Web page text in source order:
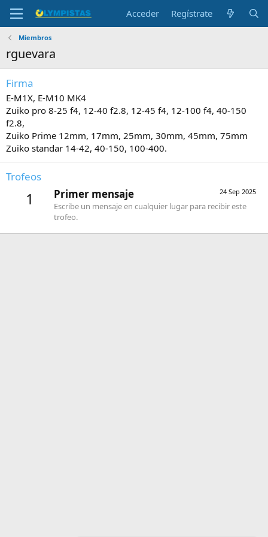
Acceder Regístrate
Miembros
rguevara
Firma
E-M1X, E-M10 MK4
Zuiko pro 8-25 f4, 12-40 f2.8, 12-45 f4, 12-100 f4, 40-150
f2.8,
Zuiko Prime 12mm, 17mm, 25mm, 30mm, 45mm, 75mm
Zuiko standar 14-42, 40-150, 100-400.
Trofeos
1 24 Sep 2025
Primer mensaje
Escribe un mensaje en cualquier lugar para recibir este
trofeo.